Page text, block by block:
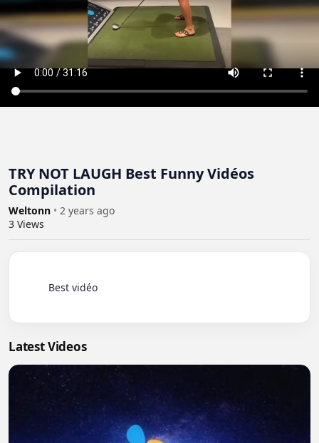
TRY NOT LAUGH Best Funny Vidéos
Compilation
Weltonn • 2 years ago
3 Views
Latest Videos